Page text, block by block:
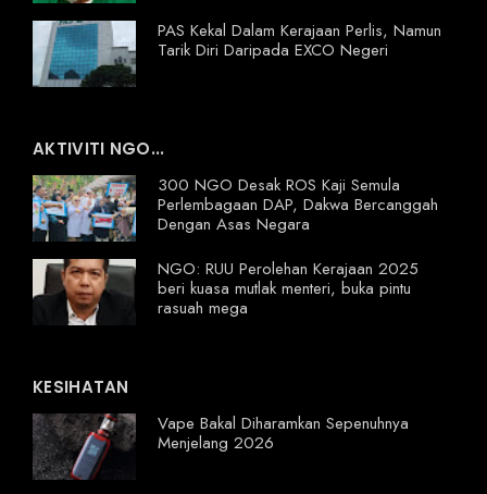
PAS Kekal Dalam Kerajaan Perlis, Namun
Tarik Diri Daripada EXCO Negeri
AKTIVITI NGO...
300 NGO Desak ROS Kaji Semula
Perlembagaan DAP, Dakwa Bercanggah
Dengan Asas Negara
NGO: RUU Perolehan Kerajaan 2025
beri kuasa mutlak menteri, buka pintu
rasuah mega
KESIHATAN
Vape Bakal Diharamkan Sepenuhnya
Menjelang 2026